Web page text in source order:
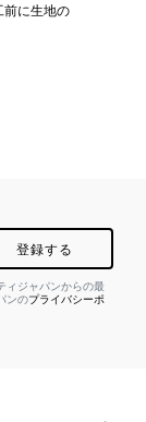
前に生地の
登録する
ィジャパンからの最
ンのプライバシーポ